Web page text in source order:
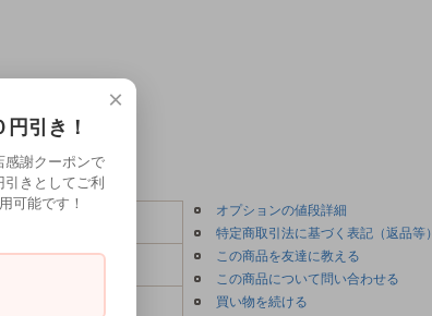
ルグッズ販売中！
オプションの値段詳細
特定商取引法に基づく表記（返品等）
この商品を友達に教える
この商品について問い合わせる
買い物を続ける
×
引き！
感謝クーポンで
きとしてご利
可能です！